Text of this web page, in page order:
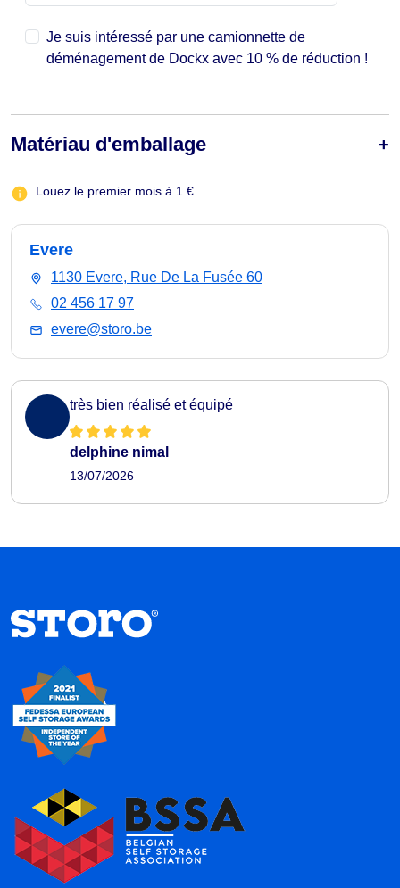
Je suis intéressé par une camionnette de
déménagement de Dockx avec 10 % de réduction !
Matériau d'emballage
Louez le premier mois à 1 €
Evere
1130 Evere, Rue De La Fusée 60
02 456 17 97
evere@storo.be
très bien réalisé et équipé
delphine nimal
13/07/2026